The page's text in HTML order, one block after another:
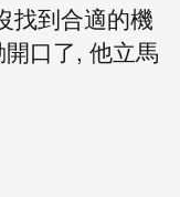
找到合適的機
口了, 他立馬